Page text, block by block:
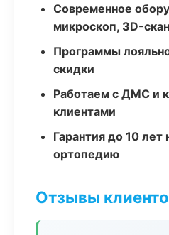
Современное
микроскоп, 3D-
Программы
скидки
Работаем с ДМС и
клиентами
Гарантия до 10 лет
ортопедию
Отзывы